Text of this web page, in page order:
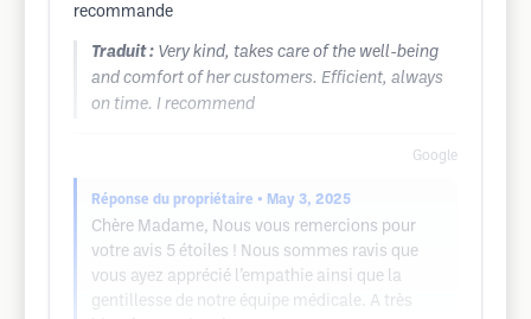
recommande
Traduit : Very kind, takes care of the well-being
and comfort of her customers. Efficient, always
on time. I recommend
Google
Réponse du propriétaire • May 3, 2025
Chère Madame, Nous vous remercions pour
votre avis 5 étoiles ! Nous sommes ravis que
vous ayez apprécié l’empathie ainsi que la
gentillesse de notre équipe médicale. A très